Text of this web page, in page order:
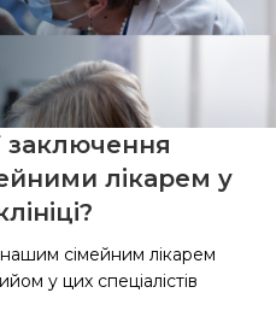
заключення
лікарем у
сімейним лікарем
у цих спеціалістів